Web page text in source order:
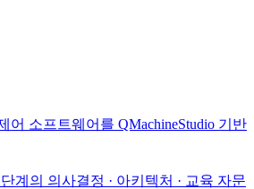
어 소프트웨어를 QMachineStudio 기반
계의 의사결정 · 아키텍처 · 교육 자문